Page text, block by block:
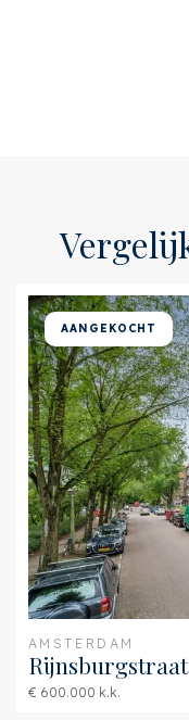
AANGEKOCHT
AMSTERDAM
€ 600.000 k.k.